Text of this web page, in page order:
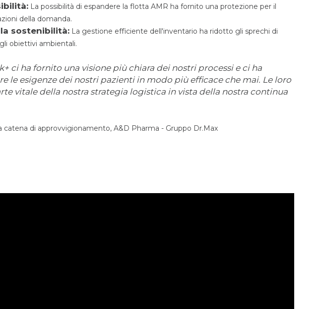
La possibilità di espandere la flotta AMR ha fornito una protezione per il
della domanda.
sostenibilità: La gestione efficiente dell'inventario ha ridotto gli sprechi di
obiettivi ambientali.
ci ha fornito una visione più chiara dei nostri processi e ci ha
le esigenze dei nostri pazienti in modo più efficace che mai. Le loro
vitale della nostra strategia logistica in vista della nostra continua
catena di approvvigionamento, A&D Pharma - Gruppo Dr.Max